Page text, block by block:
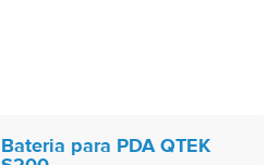
Bateria para PDA QTEK